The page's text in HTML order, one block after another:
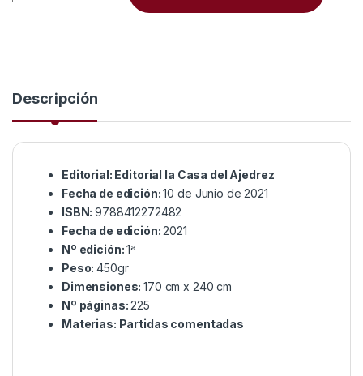
Descripción
Editorial: Editorial la Casa del Ajedrez
Fecha de edición:10 de Junio de 2021
ISBN:9788412272482
Fecha de edición:2021
Nº edición:1ª
Peso:450gr
Dimensiones:170 cm x 240 cm
Nº páginas:225
Materias: Partidas comentadas